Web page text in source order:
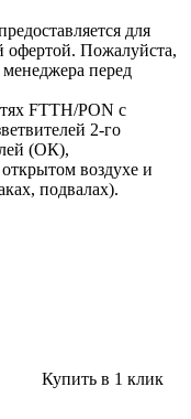
для
офертой. Пожалуйста,
перед
FTTH/PON с
2-го
(ОК),
воздухе и
подвалах).
Купить в 1 клик